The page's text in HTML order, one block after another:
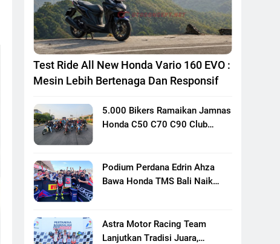
Test Ride All New Honda Vario 160 EVO :
Mesin Lebih Bertenaga Dan Responsif
5.000 Bikers Ramaikan Jamnas
Honda C50 C70 C90 Club
Motor Klasik Honda
Podium Perdana Edrin Ahza
Bawa Honda TMS Bali Naik
Astra Motor Racing Team
Lanjutkan Tradisi Juara,